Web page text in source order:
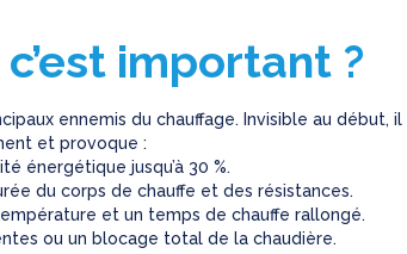
important ?
ennemis du chauffage. Invisible au début, il
et provoque :
énergétique jusqu’à 30 %.
du corps de chauffe et des résistances.
et un temps de chauffe rallongé.
ou un blocage total de la chaudière.